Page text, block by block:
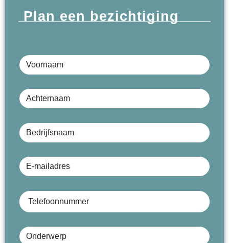
Plan een bezichtiging